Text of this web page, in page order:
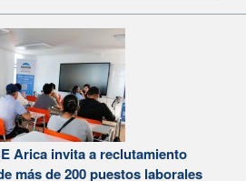
Arica invita a reclutamiento
más de 200 puestos laborales